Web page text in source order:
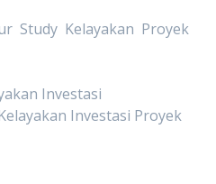
Study Kelayakan Proyek
Investasi
Investasi Proyek